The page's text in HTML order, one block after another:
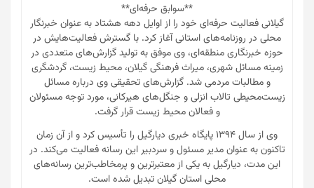
**سوابق حرفه‌ای**
گیلانی فعالیت حرفه‌ای خود را از اوایل دهه هشتاد به عنوان خبرنگار
محلی در روزنامه‌های استانی آغاز کرد. با گسترش فعالیت‌هایش در
حوزه خبرنگاری منطقه‌ای، وی موفق به تولید گزارش‌های متعددی در
زمینه مسائل شهری، میراث فرهنگی گیلان، محیط زیست، گردشگری
و مطالبات مردمی شد. گزارش‌های تحقیقی وی درباره مسائل
زیست‌محیطی تالاب انزلی و جنگل‌های هیرکانی، مورد توجه مسئولان
و فعالان محیط زیست قرار گرفت.
وی از سال ۱۳۹۴ پایگاه خبری دیارگیل را تأسیس کرد و از آن زمان
تاکنون به عنوان مدیر مسئول و سردبیر این رسانه فعالیت می‌کند. در
این مدت، دیارگیل به یکی از معتبرترین و پرمخاطب‌ترین رسانه‌های
محلی استان گیلان تبدیل شده است.